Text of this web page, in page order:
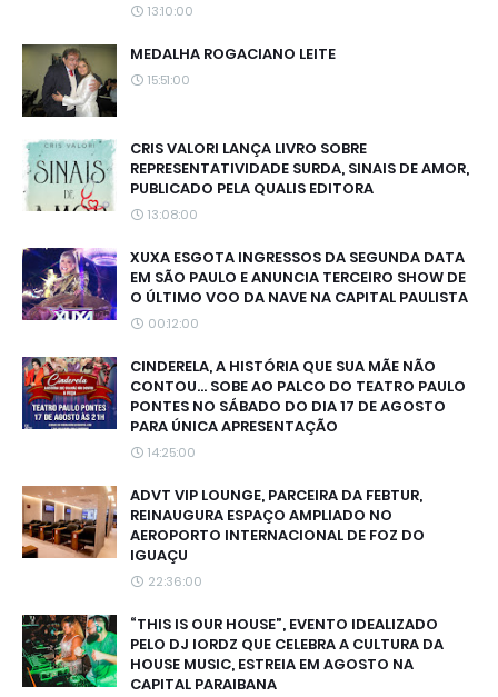
13:10:00
MEDALHA ROGACIANO LEITE
15:51:00
CRIS VALORI LANÇA LIVRO SOBRE
REPRESENTATIVIDADE SURDA, SINAIS DE AMOR,
PUBLICADO PELA QUALIS EDITORA
13:08:00
XUXA ESGOTA INGRESSOS DA SEGUNDA DATA
EM SÃO PAULO E ANUNCIA TERCEIRO SHOW DE
O ÚLTIMO VOO DA NAVE NA CAPITAL PAULISTA
00:12:00
CINDERELA, A HISTÓRIA QUE SUA MÃE NÃO
CONTOU... SOBE AO PALCO DO TEATRO PAULO
PONTES NO SÁBADO DO DIA 17 DE AGOSTO
PARA ÚNICA APRESENTAÇÃO
14:25:00
ADVT VIP LOUNGE, PARCEIRA DA FEBTUR,
REINAUGURA ESPAÇO AMPLIADO NO
AEROPORTO INTERNACIONAL DE FOZ DO
IGUAÇU
22:36:00
“THIS IS OUR HOUSE”, EVENTO IDEALIZADO
PELO DJ IORDZ QUE CELEBRA A CULTURA DA
HOUSE MUSIC, ESTREIA EM AGOSTO NA
CAPITAL PARAIBANA